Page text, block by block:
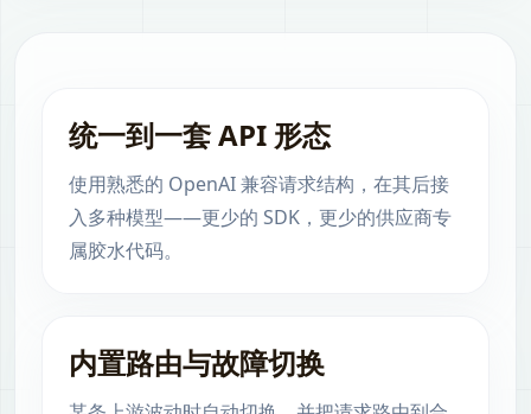
统一到一套 API 形态
使用熟悉的 OpenAI 兼容请求结构，在其后接
入多种模型——更少的 SDK，更少的供应商专
属胶水代码。
内置路由与故障切换